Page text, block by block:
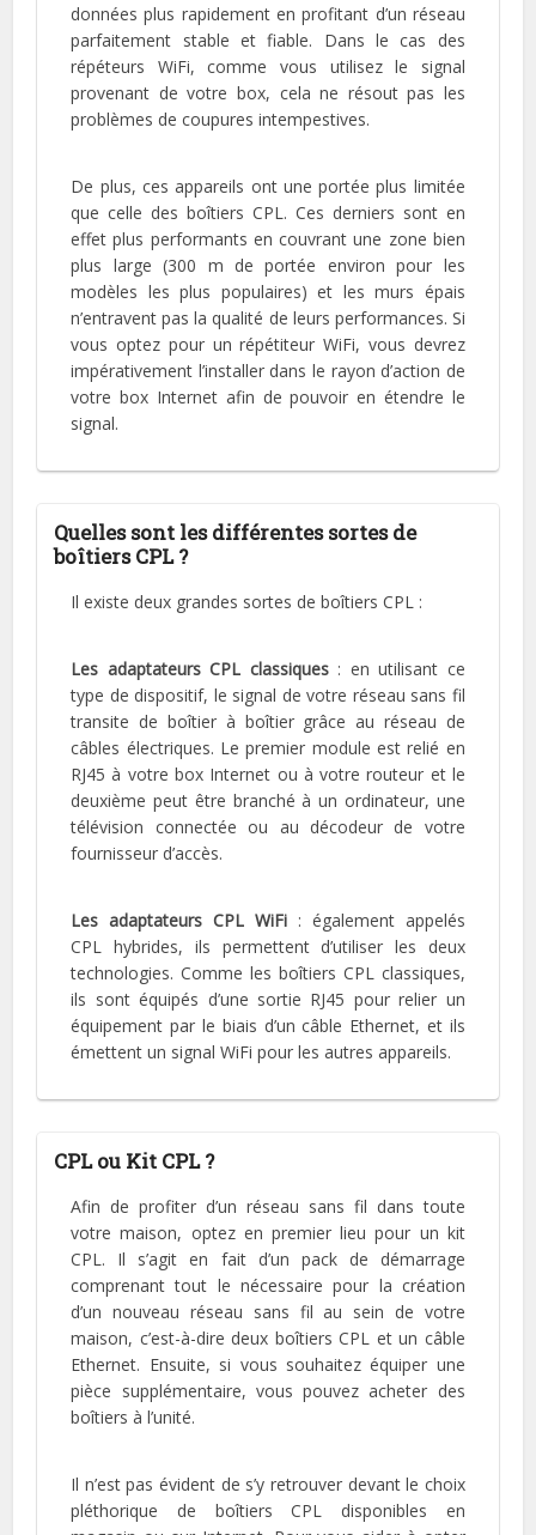
données plus rapidement en profitant d’un réseau
parfaitement stable et fiable. Dans le cas des
répéteurs WiFi, comme vous utilisez le signal
provenant de votre box, cela ne résout pas les
problèmes de coupures intempestives.
De plus, ces appareils ont une portée plus limitée
que celle des boîtiers CPL. Ces derniers sont en
effet plus performants en couvrant une zone bien
plus large (300 m de portée environ pour les
modèles les plus populaires) et les murs épais
n’entravent pas la qualité de leurs performances. Si
vous optez pour un répétiteur WiFi, vous devrez
impérativement l’installer dans le rayon d’action de
votre box Internet afin de pouvoir en étendre le
signal.
Quelles sont les différentes sortes de
boîtiers CPL ?
Il existe deux grandes sortes de boîtiers CPL :
Les adaptateurs CPL classiques: en utilisant ce
type de dispositif, le signal de votre réseau sans fil
transite de boîtier à boîtier grâce au réseau de
câbles électriques. Le premier module est relié en
RJ45 à votre box Internet ou à votre routeur et le
deuxième peut être branché à un ordinateur, une
télévision connectée ou au décodeur de votre
fournisseur d’accès.
Les adaptateurs CPL WiFi : également appelés
CPL hybrides, ils permettent d’utiliser les deux
technologies. Comme les boîtiers CPL classiques,
ils sont équipés d’une sortie RJ45 pour relier un
équipement par le biais d’un câble Ethernet, et ils
émettent un signal WiFi pour les autres appareils.
CPL ou Kit CPL ?
Afin de profiter d’un réseau sans fil dans toute
votre maison, optez en premier lieu pour un kit
CPL. Il s’agit en fait d’un pack de démarrage
comprenant tout le nécessaire pour la création
d’un nouveau réseau sans fil au sein de votre
maison, c’est-à-dire deux boîtiers CPL et un câble
Ethernet. Ensuite, si vous souhaitez équiper une
pièce supplémentaire, vous pouvez acheter des
boîtiers à l’unité.
Il n’est pas évident de s’y retrouver devant le choix
pléthorique de boîtiers CPL disponibles en